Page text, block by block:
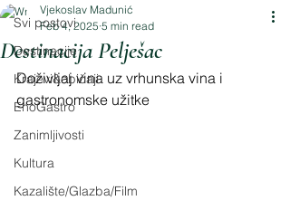
Svi postovi
Destinacije
Krajevi&običaji
EnoGastro
Zanimljivosti
Kultura
Kazalište/Glazba/Film
Destinacija Pelješac
Vjekoslav Madunić
Feb 4, 2025 5 min read
Doživljaj vina uz vrhunska vina i
gastronomske užitke